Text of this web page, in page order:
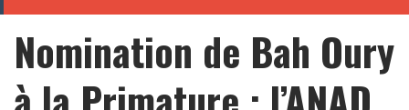
Nomination de Bah Oury